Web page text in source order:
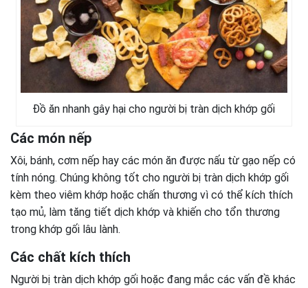
Đồ ăn nhanh gây hại cho người bị tràn dịch khớp gối
Các món nếp
Xôi, bánh, cơm nếp hay các món ăn được nấu từ gạo nếp có
tính nóng. Chúng không tốt cho người bị tràn dịch khớp gối
kèm theo viêm khớp hoặc chấn thương vì có thể kích thích
tạo mủ, làm tăng tiết dịch khớp và khiến cho tổn thương
trong khớp gối lâu lành.
Các chất kích thích
Người bị tràn dịch khớp gối hoặc đang mắc các vấn đề khác